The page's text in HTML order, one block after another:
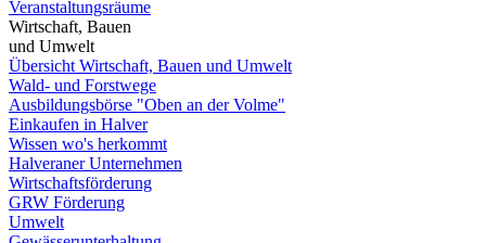
Veranstaltungsräume
Wirtschaft, Bauen
und Umwelt
Übersicht Wirtschaft, Bauen und Umwelt
Wald- und Forstwege
Ausbildungsbörse "Oben an der Volme"
Einkaufen in Halver
Wissen wo's herkommt
Halveraner Unternehmen
Wirtschaftsförderung
GRW Förderung
Umwelt